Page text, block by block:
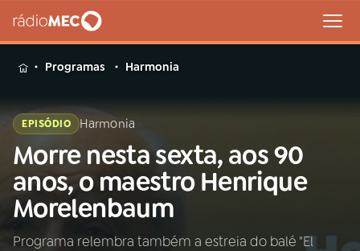
MENU
Buscar
na
Rádio
MEC
Buscar
Início AO VIVO
Programas Harmonia
EPISÓDIO Harmonia
Morre nesta sexta, aos 90
anos, o maestro Henrique
Morelenbaum
Programa relembra também a estreia do balé "El